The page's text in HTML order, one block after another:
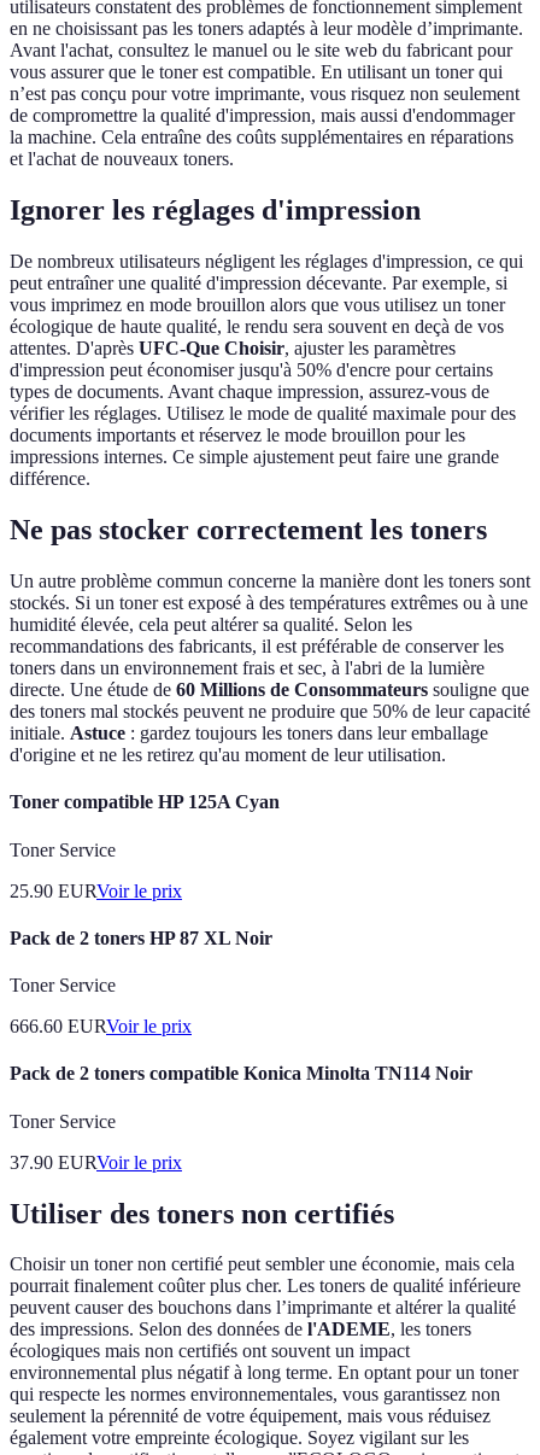
utilisateurs constatent des problèmes de fonctionnement simplement
en ne choisissant pas les toners adaptés à leur modèle d’imprimante.
Avant l'achat, consultez le manuel ou le site web du fabricant pour
vous assurer que le toner est compatible. En utilisant un toner qui
n’est pas conçu pour votre imprimante, vous risquez non seulement
de compromettre la qualité d'impression, mais aussi d'endommager
la machine. Cela entraîne des coûts supplémentaires en réparations
et l'achat de nouveaux toners.
Ignorer les réglages d'impression
De nombreux utilisateurs négligent les réglages d'impression, ce qui
peut entraîner une qualité d'impression décevante. Par exemple, si
vous imprimez en mode brouillon alors que vous utilisez un toner
écologique de haute qualité, le rendu sera souvent en deçà de vos
attentes. D'après UFC-Que Choisir, ajuster les paramètres
d'impression peut économiser jusqu'à 50% d'encre pour certains
types de documents. Avant chaque impression, assurez-vous de
vérifier les réglages. Utilisez le mode de qualité maximale pour des
documents importants et réservez le mode brouillon pour les
impressions internes. Ce simple ajustement peut faire une grande
différence.
Ne pas stocker correctement les toners
Un autre problème commun concerne la manière dont les toners sont
stockés. Si un toner est exposé à des températures extrêmes ou à une
humidité élevée, cela peut altérer sa qualité. Selon les
recommandations des fabricants, il est préférable de conserver les
toners dans un environnement frais et sec, à l'abri de la lumière
directe. Une étude de 60 Millions de Consommateurs souligne que
des toners mal stockés peuvent ne produire que 50% de leur capacité
initiale. Astuce : gardez toujours les toners dans leur emballage
d'origine et ne les retirez qu'au moment de leur utilisation.
Toner compatible HP 125A Cyan
Toner Service
25.90 EURVoir le prix
Pack de 2 toners HP 87 XL Noir
Toner Service
666.60 EURVoir le prix
Pack de 2 toners compatible Konica Minolta TN114 Noir
Toner Service
37.90 EURVoir le prix
Utiliser des toners non certifiés
Choisir un toner non certifié peut sembler une économie, mais cela
pourrait finalement coûter plus cher. Les toners de qualité inférieure
peuvent causer des bouchons dans l’imprimante et altérer la qualité
des impressions. Selon des données de l'ADEME, les toners
écologiques mais non certifiés ont souvent un impact
environnemental plus négatif à long terme. En optant pour un toner
qui respecte les normes environnementales, vous garantissez non
seulement la pérennité de votre équipement, mais vous réduisez
également votre empreinte écologique. Soyez vigilant sur les